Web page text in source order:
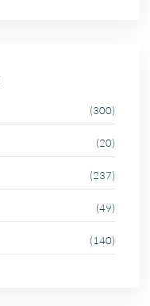
(300)
(20)
(237)
(49)
(140)